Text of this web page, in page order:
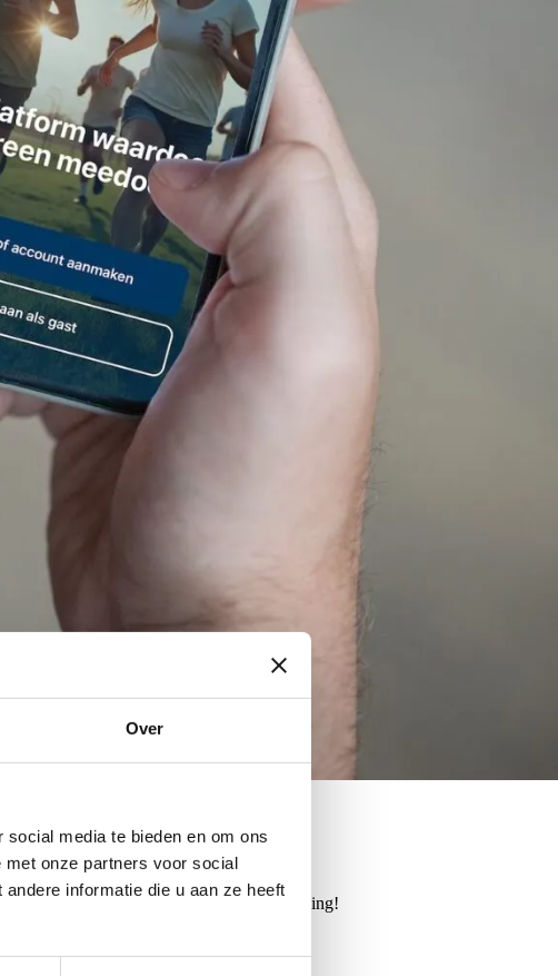
Over
media te bieden en om ons
onze partners voor social
informatie die u aan ze heeft
buurt.
brengen.
en breng de gemeenschap in beweging!